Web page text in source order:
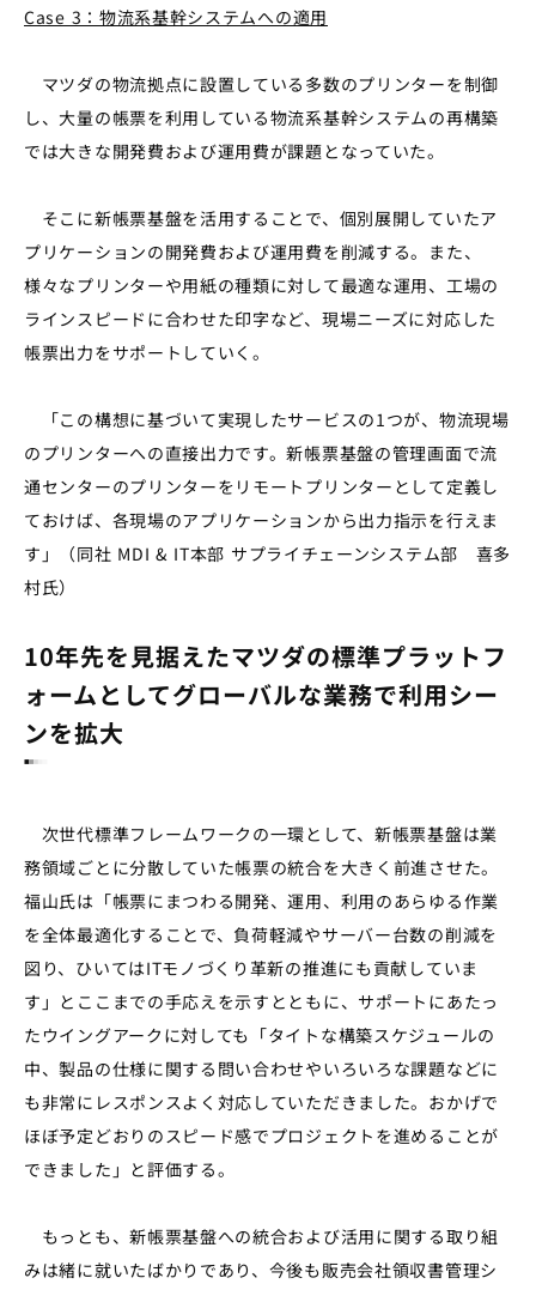
Case 3：物流系基幹システムへの適用
マツダの物流拠点に設置している多数のプリンターを制御
し、大量の帳票を利用している物流系基幹システムの再構築
では大きな開発費および運用費が課題となっていた。
そこに新帳票基盤を活用することで、個別展開していたア
プリケーションの開発費および運用費を削減する。また、
様々なプリンターや用紙の種類に対して最適な運用、工場の
ラインスピードに合わせた印字など、現場ニーズに対応した
帳票出力をサポートしていく。
「この構想に基づいて実現したサービスの1つが、物流現場
のプリンターへの直接出力です。新帳票基盤の管理画面で流
通センターのプリンターをリモートプリンターとして定義し
ておけば、各現場のアプリケーションから出力指示を行えま
す」（同社 MDI & IT本部 サプライチェーンシステム部 喜多
村氏）
10年先を見据えたマツダの標準プラットフ
ォームとしてグローバルな業務で利用シー
ンを拡大
次世代標準フレームワークの一環として、新帳票基盤は業
務領域ごとに分散していた帳票の統合を大きく前進させた。
福山氏は「帳票にまつわる開発、運用、利用のあらゆる作業
を全体最適化することで、負荷軽減やサーバー台数の削減を
図り、ひいてはITモノづくり革新の推進にも貢献していま
す」とここまでの手応えを示すとともに、サポートにあたっ
たウイングアークに対しても「タイトな構築スケジュールの
中、製品の仕様に関する問い合わせやいろいろな課題などに
も非常にレスポンスよく対応していただきました。おかげで
ほぼ予定どおりのスピード感でプロジェクトを進めることが
できました」と評価する。
もっとも、新帳票基盤への統合および活用に関する取り組
みは緒に就いたばかりであり、今後も販売会社領収書管理シ